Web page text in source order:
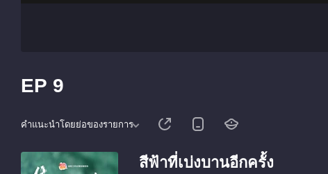
EP 9
คำแนะนำโดยย่อของรายการ
สีฟ้าที่เบ่งบานอีกครั้ง